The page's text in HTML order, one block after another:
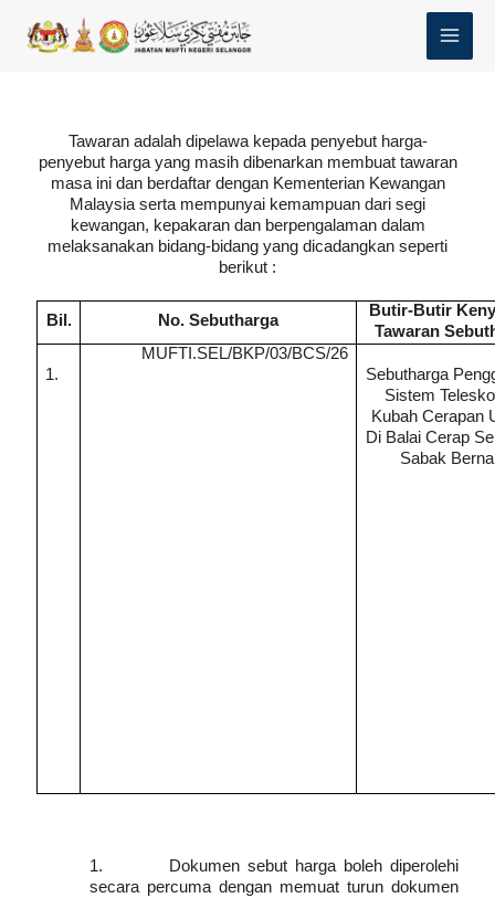
Tawaran adalah dipelawa kepada penyebut harga-
penyebut harga yang masih dibenarkan membuat tawaran
masa ini dan berdaftar dengan Kementerian Kewangan
Malaysia serta mempunyai kemampuan dari segi
kewangan, kepakaran dan berpengalaman dalam
melaksanakan bidang-bidang yang dicadangkan seperti
berikut :
Bil. No. Sebutharga
Butir-Butir
Tawaran
1.
MUFTI.SEL/BKP/03/BCS/26
Sebutharga
Sistem
Kubah Cerapan
Di Balai Cerap
Sabak
1.
Dokumen sebut harga boleh diperolehi
secara percuma dengan memuat turun dokumen